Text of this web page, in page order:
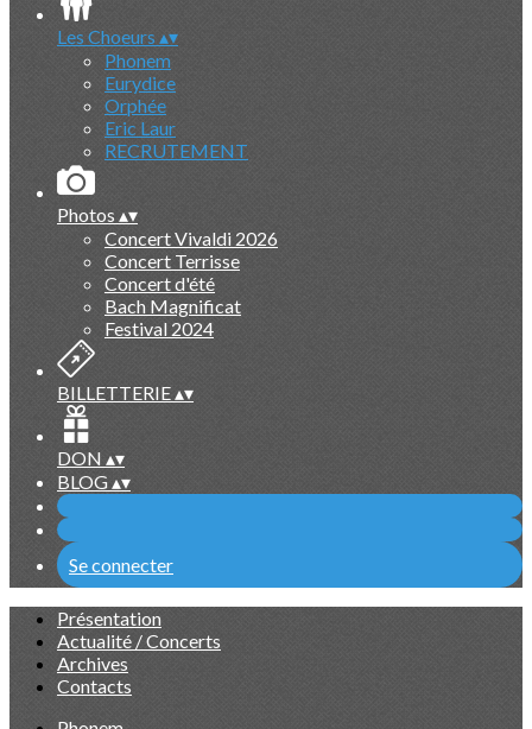
Les Choeurs ▴▾
Phonem
Eurydice
Orphée
Eric Laur
RECRUTEMENT
Photos ▴▾
Concert Vivaldi 2026
Concert Terrisse
Concert d'été
Bach Magnificat
Festival 2024
BILLETTERIE▴▾
DON ▴▾
BLOG▴▾
Se connecter
Présentation
Actualité / Concerts
Archives
Contacts